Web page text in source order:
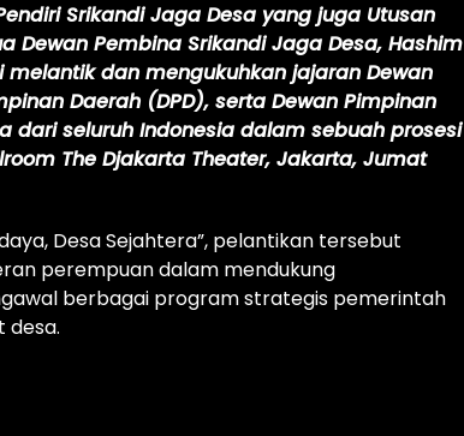
Srikandi Jaga Desa yang juga Utusan
Dewan Pembina Srikandi Jaga Desa, Hashim
melantik dan mengukuhkan jajaran Dewan
Daerah (DPD), serta Dewan Pimpinan
dari seluruh Indonesia dalam sebuah prosesi
The Djakarta Theater, Jakarta, Jumat
Desa Sejahtera”, pelantikan tersebut
perempuan dalam mendukung
berbagai program strategis pemerintah
desa.